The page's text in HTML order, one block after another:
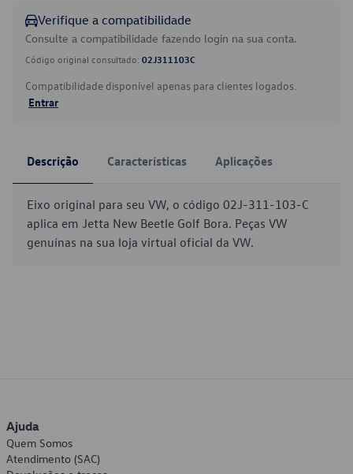
Verifique a compatibilidade
Consulte a compatibilidade fazendo login na sua conta.
Código original consultado: 02J311103C
Compatibilidade disponível apenas para clientes logados.
Entrar
Descrição Características Aplicações
Eixo original para seu VW, o código 02J-311-103-C
aplica em Jetta New Beetle Golf Bora. Peças VW
genuínas na sua loja virtual oficial da VW.
Ajuda
Quem Somos
Atendimento (SAC)